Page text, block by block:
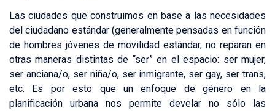
Las ciudades que construimos en base a las necesidades
del ciudadano estándar (generalmente pensadas en función
de hombres jóvenes de movilidad estándar, no reparan en
otras maneras distintas de “ser” en el espacio: ser mujer,
ser anciana/o, ser niña/o, ser inmigrante, ser gay, ser trans,
etc. Es por esto que un enfoque de género en la
planificación urbana nos permite develar no sólo las